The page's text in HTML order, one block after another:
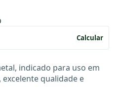
Calcular
indicado para uso em
qualidade e